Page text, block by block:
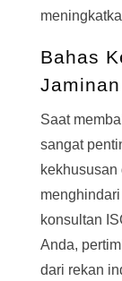
Bahas
Jaminan
Saat
sangat
konsultan
Anda,
dari rekan